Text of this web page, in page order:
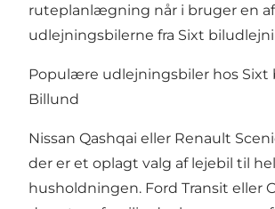
ruteplanlægning når i bruger en af
udlejningsbilerne fra Sixt
Populære udlejningsbiler hos Sixt
Billund
Nissan Qashqai eller Renault
der er et oplagt valg af lejebil til
husholdningen. Ford Transit eller